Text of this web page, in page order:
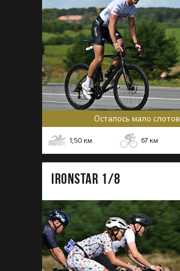
Осталось мало слотов
1,50 км 67 км
IRONSTAR 1/8